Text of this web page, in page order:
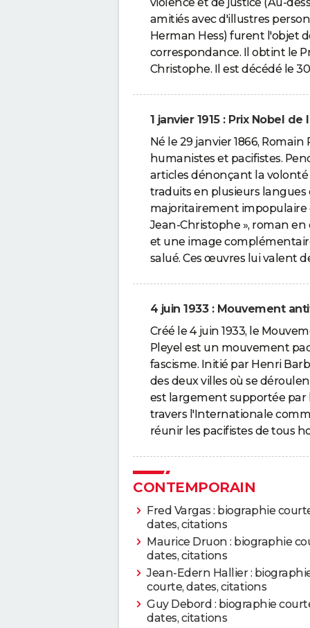
amitiés avec d'illustres
Herman Hess) furent l'objet
correspondance. Il obtint le
Christophe. Il est décédé le
1 janvier 1915 : Prix Nobel
Né le 29 janvier 1866,
humanistes et pacifistes.
articles dénonçant la
traduits en plusieurs langues
majoritairement impopulaire
Jean-Christophe », roman
et une image
salué. Ces œuvres lui valent
4 juin 1933 : Mouvement
Créé le 4 juin 1933, le
Pleyel est un mouvement
fascisme. Initié par Henri
des deux villes où se
est largement supportée
travers l'Internationale
réunir les pacifistes de tous
CONTEMPORAIN
Fred Vargas : biographie
dates, citations
Maurice Druon : biographie
dates, citations
Jean-Edern Hallier :
courte, dates, citations
Guy Debord : biographie
dates, citations